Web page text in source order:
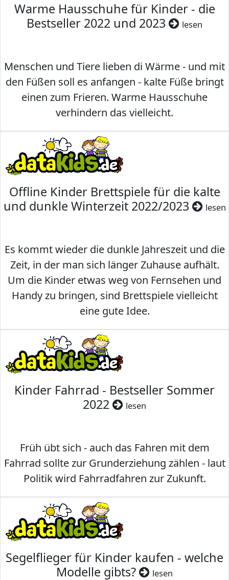
Warme Hausschuhe für Kinder - die
Bestseller 2022 und 2023
lesen
Menschen und Tiere lieben di Wärme - und mit
den Füßen soll es anfangen - kalte Füße bringt
einen zum Frieren. Warme Hausschuhe
verhindern das vielleicht.
Offline Kinder Brettspiele für die kalte
und dunkle Winterzeit 2022/2023
lesen
Es kommt wieder die dunkle Jahreszeit und die
Zeit, in der man sich länger Zuhause aufhält.
Um die Kinder etwas weg von Fernsehen und
Handy zu bringen, sind Brettspiele vielleicht
eine gute Idee.
Kinder Fahrrad - Bestseller Sommer
2022
lesen
Früh übt sich - auch das Fahren mit dem
Fahrrad sollte zur Grunderziehung zählen - laut
Politik wird Fahrradfahren zur Zukunft.
Segelflieger für Kinder kaufen - welche
Modelle gibts?
lesen